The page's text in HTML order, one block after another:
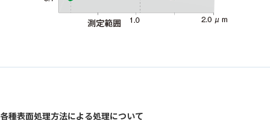
各種表面処理方法による処理について